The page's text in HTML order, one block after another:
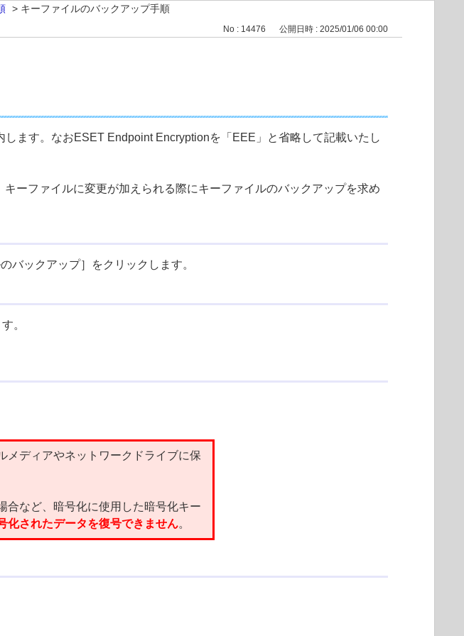
> キーファイルのバックアップ手順
No : 14476 公開日時 : 2025/01/06 00:00
ます。なおESET Endpoint Encryptionを「EEE」と省略して記載いたし
ーファイルに変更が加えられる際にキーファイルのバックアップを求め
バックアップ］をクリックします。
。
メディアやネットワークドライブに保
合など、暗号化に使用した暗号化キー
化されたデータを復号できません。